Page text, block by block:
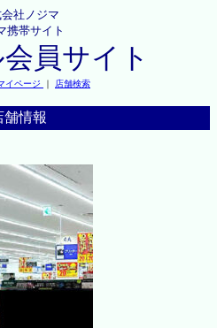
社ノジマ
携帯サイト
員サイト
イページ ｜ 店舗検索
舗情報